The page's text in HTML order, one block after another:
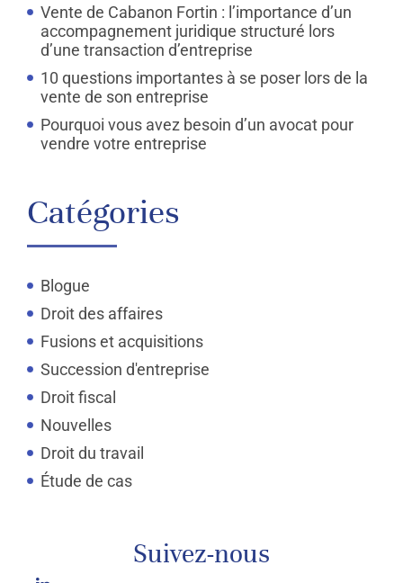
Vente de Cabanon Fortin : l’importance d’un
accompagnement juridique structuré lors
d’une transaction d’entreprise
10 questions importantes à se poser lors de la
vente de son entreprise
Pourquoi vous avez besoin d’un avocat pour
vendre votre entreprise
Catégories
Blogue
Droit des affaires
Fusions et acquisitions
Succession d'entreprise
Droit fiscal
Nouvelles
Droit du travail
Étude de cas
Suivez-nous